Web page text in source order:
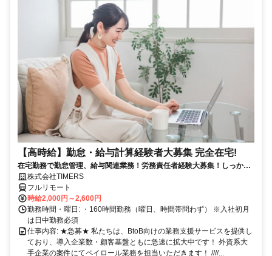
【高時給】勤怠・給与計算経験者大募集 完全在宅!
在宅勤務で勤怠管理、給与関連業務！労務責任者経験大募集！しっかり
稼ぎたい方、注目！
株式会社TIMERS
フルリモート
時給2,000円～2,600円
勤務時間・曜日: ・160時間勤務（曜日、時間帯問わず） ※入社初月
は日中勤務必須
仕事内容: ★急募★ 私たちは、BtoB向けの業務支援サービスを提供し
ており、導入企業数・顧客基盤ともに急速に拡大中です！ 外資系大
手企業の案件にてペイロール業務を担当いただきます！ ////...